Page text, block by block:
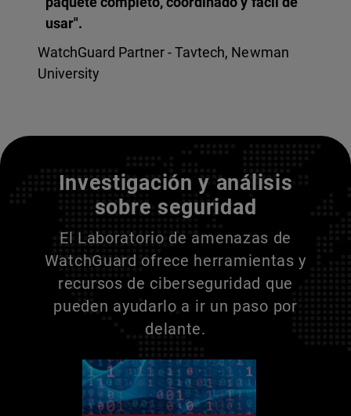
usar".
WatchGuard Partner - Tavtech, Newman
University
Investigación y análisis
sobre seguridad
El Laboratorio de amenazas de
WatchGuard ofrece herramientas y
recursos de ciberseguridad que
pueden ayudarlo a ir un paso por
delante.